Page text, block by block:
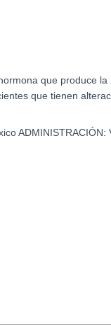
que produce
que tienen
ADMINISTRACIÓN: